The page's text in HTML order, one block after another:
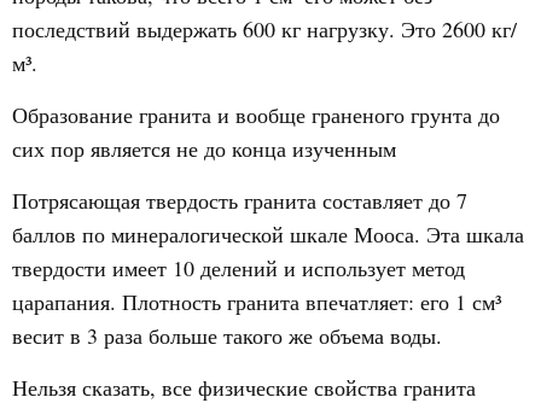
последствий выдержать 600 кг нагрузку. Это 2600 кг/
м³.
Образование гранита и вообще граненого грунта до
сих пор является не до конца изученным
Потрясающая твердость гранита составляет до 7
баллов по минералогической шкале Мооса. Эта шкала
твердости имеет 10 делений и использует метод
царапания. Плотность гранита впечатляет: его 1 см³
весит в 3 раза больше такого же объема воды.
Нельзя сказать, все физические свойства гранита